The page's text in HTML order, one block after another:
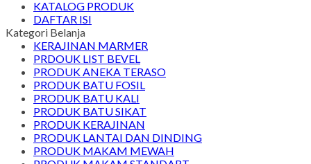
KATALOG PRODUK
DAFTAR ISI
Kategori Belanja
KERAJINAN MARMER
PRDOUK LIST BEVEL
PRODUK ANEKA TERASO
PRODUK BATU FOSIL
PRODUK BATU KALI
PRODUK BATU SIKAT
PRODUK KERAJINAN
PRODUK LANTAI DAN DINDING
PRODUK MAKAM MEWAH